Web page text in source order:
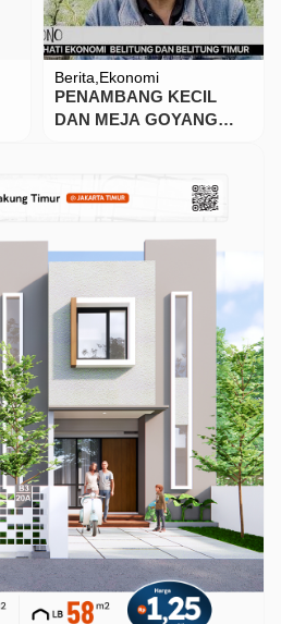
Berita Ekonomi
PENAMBANG KECIL
DAN MEJA GOYANG